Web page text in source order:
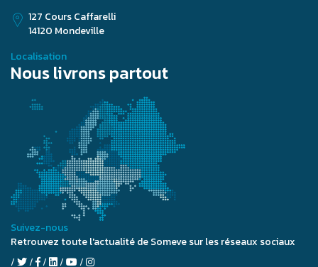
127 Cours Caffarelli
14120 Mondeville
Localisation
Nous livrons partout
Suivez-nous
Retrouvez toute l'actualité de Someve sur les réseaux sociaux